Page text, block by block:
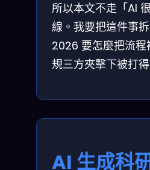
所以本文不走「AI
線。我要把這件事
2026 要怎麼把流
規三方夾擊下被打
AI 生成科